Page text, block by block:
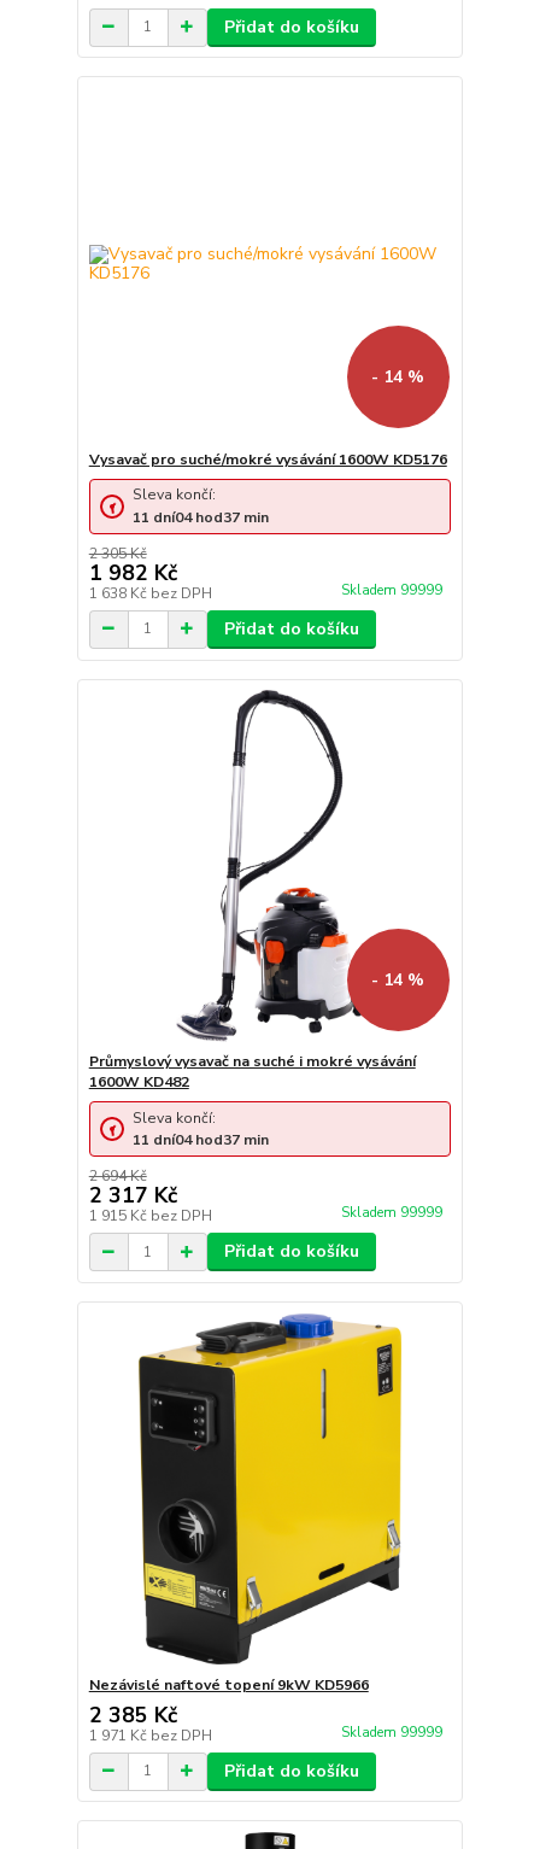
Přidat do košíku
- 14 %
Vysavač pro suché/mokré vysávání 1600W KD5176
2 305 Kč
1 982 Kč
1 638 Kč bez DPH Skladem 99999
Sleva končí:
11 dní04hod37 min
Přidat do košíku
- 14 %
Průmyslový vysavač na suché i mokré vysávání
1600W KD482
2 694 Kč
2 317 Kč
1 915 Kč bez DPH Skladem 99999
Sleva končí:
11 dní04hod37 min
Přidat do košíku
Nezávislé naftové topení 9kW KD5966
2 385 Kč
1 971 Kč bez DPH Skladem 99999
Přidat do košíku